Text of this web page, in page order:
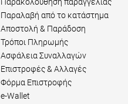
Παραλαβή από το κατάστημα
Αποστολή & Παράδοση
Τρόποι Πληρωμής
Ασφάλεια Συναλλαγών
Επιστροφές & Αλλαγές
Φόρμα Επιστροφής
e-Wallet